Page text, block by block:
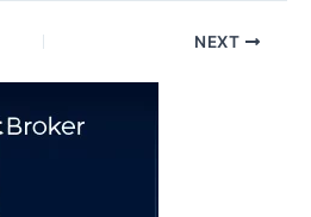
NEXT